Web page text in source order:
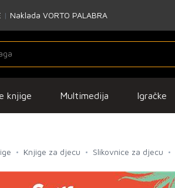
| Naklada VORTO PALABRA
knjige Multimedija Igračke
Knjige za djecu Slikovnice za djecu